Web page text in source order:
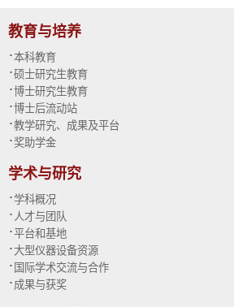
教育与培养
·本科教育
·硕士研究生教育
·博士研究生教育
·博士后流动站
·教学研究、成果及平台
·奖助学金
学术与研究
·学科概况
· 人才与团队
·平台和基地
·大型仪器设备资源
· 国际学术交流与合作
· 成果与获奖